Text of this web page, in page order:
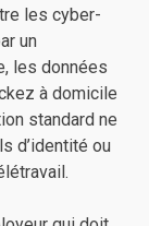
les cyber-
un
les données
à domicile
standard ne
d’identité ou